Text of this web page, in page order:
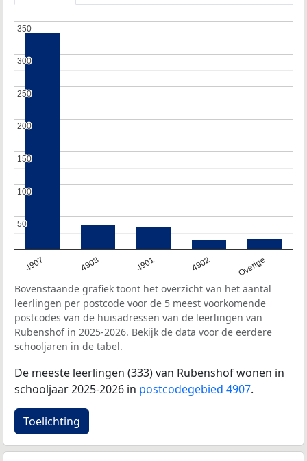
4907 4908 4901 4902 Overige
50
50
100
100
150
150
200
200
250
250
300
300
350
350
Bovenstaande grafiek toont het overzicht van het aantal
leerlingen per postcode voor de 5 meest voorkomende
postcodes van de huisadressen van de leerlingen van
Rubenshof in 2025-2026. Bekijk de data voor de eerdere
schooljaren in de tabel.
De meeste leerlingen (333) van Rubenshof wonen in
schooljaar 2025-2026 in postcodegebied 4907.
Toelichting